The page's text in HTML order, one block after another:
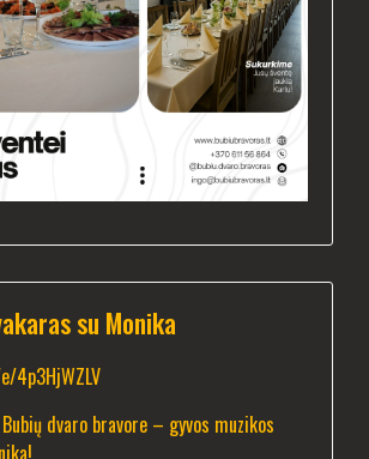
su Monika
4p3HjWZLV
dvaro bravore – gyvos muzikos